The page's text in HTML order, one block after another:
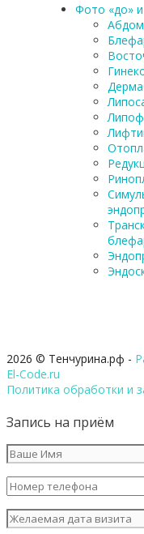
Фото «до»
2026 © Тенчурина.рф -
El-Code.ru
Политика обработки и
Запись на приём